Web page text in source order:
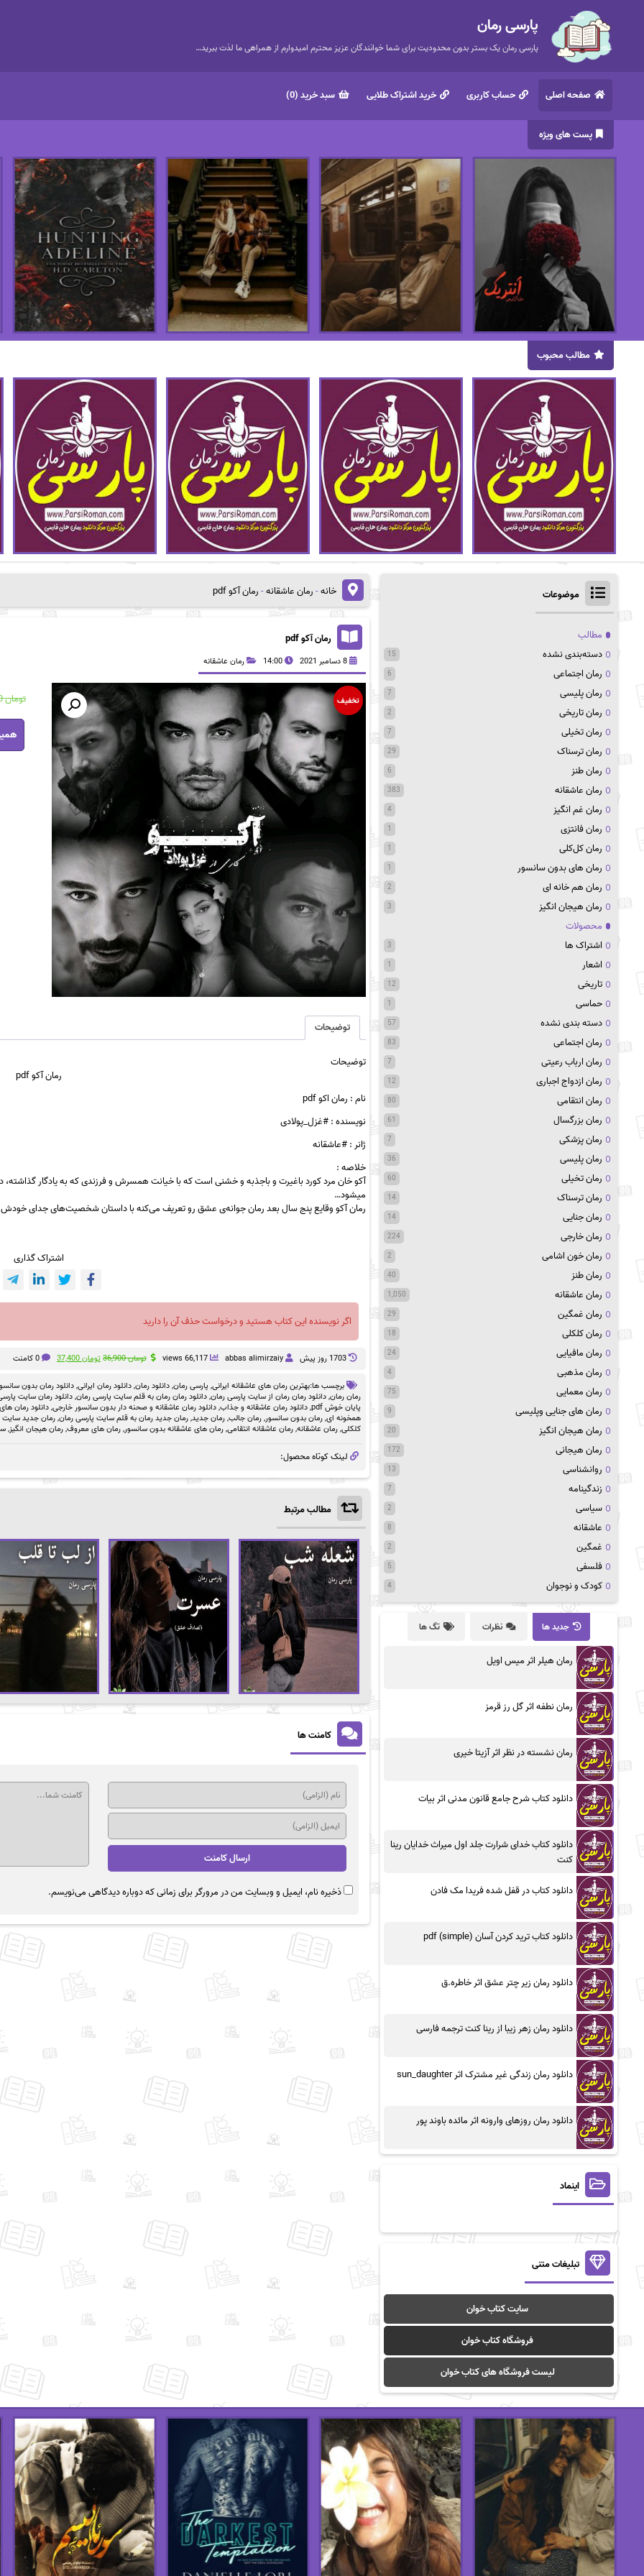
پارسی رمان
پارسی رمان یک بستر بدون محدودیت برای شما خوانندگان عزیز محترم امیدوارم از همراهی ما لذت ببرید…
صفحه اصلی حساب کاربری خرید اشتراک طلایی سبد خرید (0)
پست های ویژه
مطالب محبوب
خانه-رمان عاشقانه-رمان آکو pdf
رمان آکو pdf
8 دسامبر 2021 14:00 رمان عاشقانه
تخفیف تومان36,900
رمان
آکو
pdf
توضیحات
توضیحات
رمان آکو pdf
نام : رمان اکو pdf
نویسنده : #غزل_پولادی
ژانر : #عاشقانه
خلاصه :
آکو خان مرد کورد باغیرت و باجذبه و خشنی است که با خیانت همسرش و فرزندی که به یادگار
میشود…
رمان آکو وقایع پنج سال بعد رمان جوانه‌ی عشق رو تعریف می‌کنه با داستان شخصیت‌های جدای
اشتراک گذاری
اگر نویسنده این کتاب هستید و درخواست حذف آن را دارید
1703 روز پيش abbas alimirzaiy
66,117 views تومان36,900
قیمت
بود.
تومان37,400
قیمت
است.
0 کامنت
برچسب ها:بهترین رمان های عاشقانه ایرانی, پارسی رمان,دانلود رمان,دانلود رمان ایرانی,دانلود رمان بدون
رمان رمان,دانلود رمان رمان از سایت پارسی رمان,دانلود رمان رمان به قلم سایت پارسی رمان,دانلود رمان سایت
پایان خوش pdf
,دانلود رمان عاشقانه و جذاب,دانلود رمان عاشقانه و صحنه دار بدون سانسور خارجی,دانلود رمان
همخونه ای,رمان بدون سانسور,رمان جالب,رمان جدید,رمان جدید رمان به قلم سایت پارسی رمان,رمان جدید سایت
کلکلی,رمان عاشقانه,رمان عاشقانه انتقامی,رمان های عاشقانه بدون سانسور,رمان های معروف,رمان هیجان انگیز,
لینک کوتاه محصول:
مطالب مرتبط
کامنت ها
ذخیره نام، ایمیل و وبسایت من در مرورگر برای زمانی که دوباره دیدگاهی می‌نویسم.
موضوعات
مطالب
دسته‌بندی نشده
15
رمان اجتماعی 6
رمان پلیسی 7
رمان تاریخی 2
رمان تخیلی 7
رمان ترسناک 29
رمان طنز 6
رمان عاشقانه 383
رمان غم انگیز 4
رمان فانتزی 1
رمان کل‌کلی 1
رمان های بدون سانسور 1
رمان هم خانه ای 2
رمان هیجان انگیز 3
محصولات
اشتراک ها
3
اشعار 1
تاریخی 12
حماسی 1
دسته بندی نشده 57
رمان اجتماعی 83
رمان ارباب رعیتی 7
رمان ازدواج اجباری 12
رمان انتقامی 80
رمان بزرگسال 61
رمان پزشکی 7
رمان پلیسی 36
رمان تخیلی 60
رمان ترسناک 14
رمان جنایی 14
رمان خارجی 224
رمان خون اشامی 2
رمان طنز 40
رمان عاشقانه 1,050
رمان غمگین 29
رمان کلکلی 18
رمان مافیایی 24
رمان مذهبی 4
رمان معمایی 75
رمان های جنایی وپلیسی 9
رمان هیجان انگیز 20
رمان هیجانی 172
روانشناسی 13
زندگینامه 7
سیاسی 2
عاشقانه 8
غمگین 2
فلسفی 5
کودک و نوجوان 4
جدید ها نظرات تگ ها
رمان هیلر اثر میس اویل
رمان نطفه اثر گل رز قرمز
رمان نشسته در نظر اثر آزیتا خیری
دانلود کتاب شرح جامع قانون مدنی اثر بیات
دانلود کتاب خدای شرارت جلد اول میراث خدایان رینا
کنت
دانلود کتاب در قفل شده فریدا مک فادن
دانلود کتاب ترید کردن آسان (simple) pdf
دانلود رمان زیر چتر عشق اثر خاطره.ق
دانلود رمان زهر زیبا از رینا کنت ترجمه فارسی
دانلود رمان زندگی غیر مشترک اثر sun_daughter
دانلود رمان روزهای وارونه اثر مائده باوند پور
اینماد
تبلیغات متنی
سایت کتاب خوان
فروشگاه کتاب خوان
لیست فروشگاه های کتاب خوان